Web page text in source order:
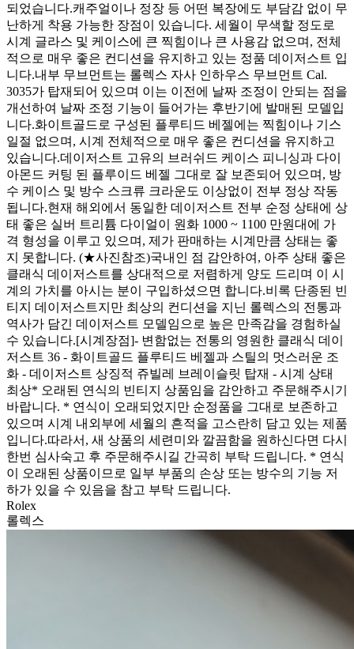
되었습니다. ​ 캐주얼이나 정장 등 어떤 복장에도 부담감 없이 무
난하게 착용 가능한 장점이 있습니다. 세월이 무색할 정도로
시계 글라스 및 케이스에 큰 찍힘이나 큰 사용감 없으며, 전체
적으로 매우 좋은 컨디션을 유지하고 있는 정품 데이저스트 입
니다. ​ 내부 무브먼트는 롤렉스 자사 인하우스 무브먼트 Cal.
3035가 탑재되어 있으며 이는 이전에 날짜 조정이 안되는 점을
개선하여 날짜 조정 기능이 들어가는 후반기에 발매된 모델입
니다. ​ 화이트골드로 구성된 플루티드 베젤에는 찍힘이나 기스
일절 없으며, 시계 전체적으로 매우 좋은 컨디션을 유지하고
있습니다. ​ 데이저스트 고유의 브러쉬드 케이스 피니싱과 다이
아몬드 커팅 된 플루이드 베젤 그대로 잘 보존되어 있으며, 방
수 케이스 및 방수 스크류 크라운도 이상없이 전부 정상 작동
됩니다. ​ 현재 해외에서 동일한 데이저스트 전부 순정 상태에 상
태 좋은 실버 트리튬 다이얼이 원화 1000 ~ 1100 만원대에 가
격 형성을 이루고 있으며, 제가 판매하는 시계만큼 상태는 좋
지 못합니다. (★사진참조) ​ 국내인 점 감안하여, 아주 상태 좋은
클래식 데이저스트를 상대적으로 저렴하게 양도 드리며 이 시
계의 가치를 아시는 분이 구입하셨으면 합니다. ​ 비록 단종된 빈
티지 데이저스트지만 최상의 컨디션을 지닌 롤렉스의 전통과
역사가 담긴 데이저스트 모델임으로 높은 만족감을 경험하실
수 있습니다.[시계장점] ​ - 변함없는 전통의 영원한 클래식 데이
저스트 36 - 화이트골드 플루티드 베젤과 스틸의 멋스러운 조
화 - 데이저스트 상징적 쥬빌레 브레이슬릿 탑재 - 시계 상태
최상* 오래된 연식의 빈티지 상품임을 감안하고 주문해주시기
바랍니다. * 연식이 오래되었지만 순정품을 그대로 보존하고
있으며 시계 내외부에 세월의 흔적을 고스란히 담고 있는 제품
입니다.따라서, 새 상품의 세련미와 깔끔함을 원하신다면 다시
한번 심사숙고 후 주문해주시길 간곡히 부탁 드립니다. * 연식
이 오래된 상품이므로 일부 부품의 손상 또는 방수의 기능 저
하가 있을 수 있음을 참고 부탁 드립니다.
Rolex
롤렉스